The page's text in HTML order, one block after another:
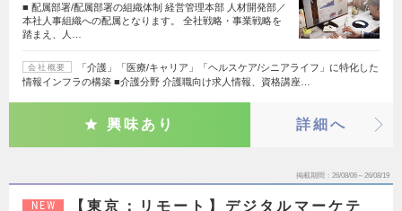
■ 配属部署/配属部署の組織体制 経営管理本部 人材開発部／
本社人事組織への配属となります。 全社戦略・事業戦略を
踏まえ、人…
会社概要
「介護」「医療/キャリア」「ヘルスケア/シニアライフ」に特化した
情報インフラの構築 ■介護分野 介護職向け求人情報、資格講座…
興味あり 詳細へ
掲載期間 26/08/06～26/08/19
NEW
【東京：リモート】デジタルマーケテ